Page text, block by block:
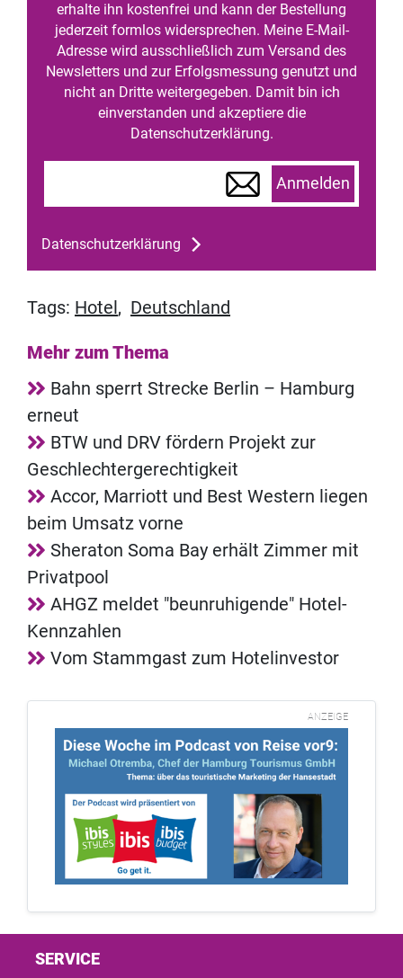
erhalte ihn kostenfrei und kann der Bestellung
jederzeit formlos widersprechen. Meine E-Mail-
Adresse wird ausschließlich zum Versand des
Newsletters und zur Erfolgsmessung genutzt und
nicht an Dritte weitergegeben. Damit bin ich
einverstanden und akzeptiere die
Datenschutzerklärung.
Anmelden
Datenschutzerklärung
Tags: Hotel, Deutschland
Mehr zum Thema
Bahn sperrt Strecke Berlin – Hamburg
erneut
BTW und DRV fördern Projekt zur
Geschlechtergerechtigkeit
Accor, Marriott und Best Western liegen
beim Umsatz vorne
Sheraton Soma Bay erhält Zimmer mit
Privatpool
AHGZ meldet "beunruhigende" Hotel-
Kennzahlen
Vom Stammgast zum Hotelinvestor
ANZEIGE
SERVICE